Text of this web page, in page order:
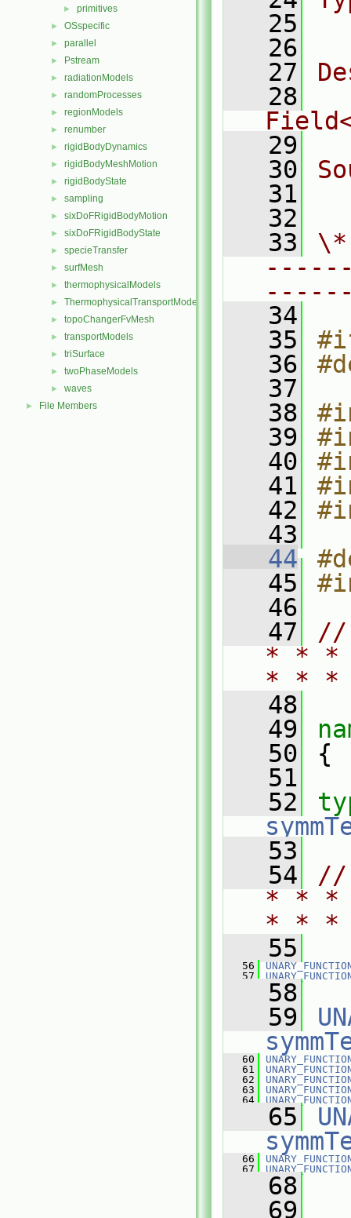
► primitives
► OSspecific
► parallel
► Pstream
► radiationModels
► randomProcesses
► regionModels
► renumber
► rigidBodyDynamics
► rigidBodyMeshMotion
► rigidBodyState
► sampling
► sixDoFRigidBodyMotion
► sixDoFRigidBodyState
► specieTransfer
► surfMesh
► thermophysicalModels
► ThermophysicalTransportModels
► topoChangerFvMesh
► transportModels
► triSurface
► twoPhaseModels
► waves
► File Members
   25
   26
   27
   28
   29
   30
   31
   32
   33
   34
   35
   36
   37
   38
   39
   40
   41
   42
   43
   44
   45
   46
   47
//
* * *
* *
   48
   49
   50
{
   51
   52
   53
   54
//
* * *
* *
   55
   56
   57
   58
   59
   60
   61
   62
   63
   64
   65
   66
   67
   68
   69